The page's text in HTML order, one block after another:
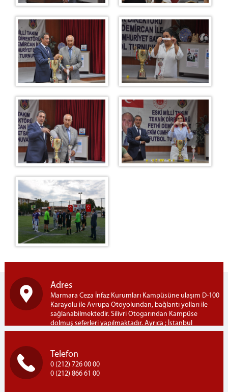
Misafirhane
Fotoğraf Stüdyosu
Fırın
Satış Mağazası
Kademe(Oto Bakım Onarım)
İnşaat ve Metal Birimi
Mobilya
Restaurant
Restoran Menümüz
Duruşma Salonu Fiyat Listesi
Mantar Üretim Tesisi
Bardak Atölyesi
Oto Yıkama
Alış Veriş Merkezi & Kafeterya
Çiğ Köfte
Adres
Marmara Ceza İnfaz Kurumları Kampüsüne ulaşım D-100
Karayolu ile Avrupa Otoyolundan, bağlantı yolları ile
sağlanabilmektedir. Silivri Otogarından Kampüse
dolmuş seferleri yapılmaktadır. Ayrıca ; İstanbul
Bayrampaşa Otogarından Kampüse İETT-303B hattı ile
Marmara Ceza İnfaz Kurumları Kampusü, Semizkumlar
Mh. Silivri / İSTANBUL
Telefon
0 (212) 726 00 00
0 (212) 866 61 00